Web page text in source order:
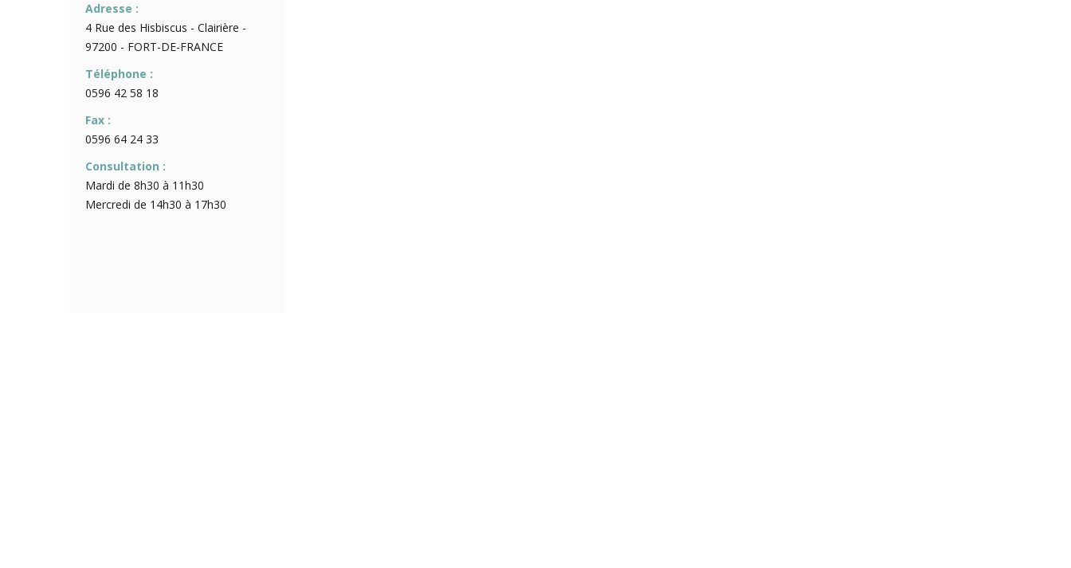
Adresse :
4 Rue des Hisbiscus - Clairière -
97200 - FORT-DE-FRANCE
Téléphone :
0596 42 58 18
Fax :
0596 64 24 33
Consultation :
Mardi de 8h30 à 11h30
Mercredi de 14h30 à 17h30